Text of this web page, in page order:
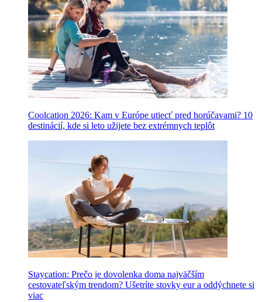
Coolcation 2026: Kam v Európe utiecť pred horúčavami? 10
destinácií, kde si leto užijete bez extrémnych teplôt
Staycation: Prečo je dovolenka doma najväčším
cestovateľským trendom? Ušetríte stovky eur a oddýchnete si
viac